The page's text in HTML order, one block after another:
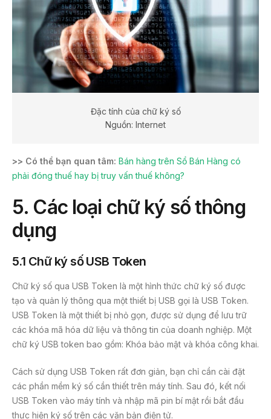
Đặc tính của chữ ký số
Nguồn: Internet
>> Có thể bạn quan tâm: Bán hàng trên Sổ Bán Hàng có
phải đóng thuế hay bị truy vấn thuế không?
5. Các loại chữ ký số thông
dụng
5.1 Chữ ký số USB Token
Chữ ký số qua USB Token là một hình thức chữ ký số được
tạo và quản lý thông qua một thiết bị USB gọi là USB Token.
USB Token là một thiết bị nhỏ gọn, được sử dụng để lưu trữ
các khóa mã hóa dữ liệu và thông tin của doanh nghiệp. Một
chữ ký USB token bao gồm: Khóa bảo mật và khóa công khai.
Cách sử dụng USB Token rất đơn giản, bạn chỉ cần cài đặt
các phần mềm ký số cần thiết trên máy tính. Sau đó, kết nối
USB Token vào máy tính và nhập mã pin bí mật rồi bắt đầu
thực hiện ký số trên các văn bản điện tử.